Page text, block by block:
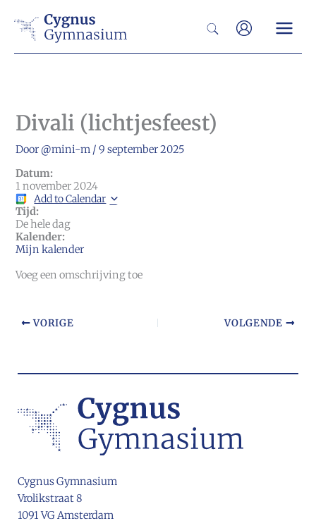
naar
Zoeken
Divali (lichtjesfeest)
Door @mini-m /9 september 2025
Datum:
1 november 2024
Add to Calendar
Tijd:
De hele dag
Kalender:
Mijn kalender
Voeg een omschrijving toe
VORIGE VOLGENDE
Cygnus Gymnasium
Vrolikstraat 8
1091 VG Amsterdam